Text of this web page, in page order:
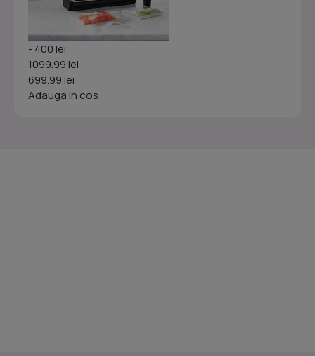
- 400 lei
1099.99 lei
699.99 lei
Adauga in cos